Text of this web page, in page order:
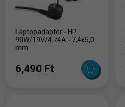
Laptopadapter - HP
90W/19V/4.74A - 7,4x5,0
mm
6,490 Ft